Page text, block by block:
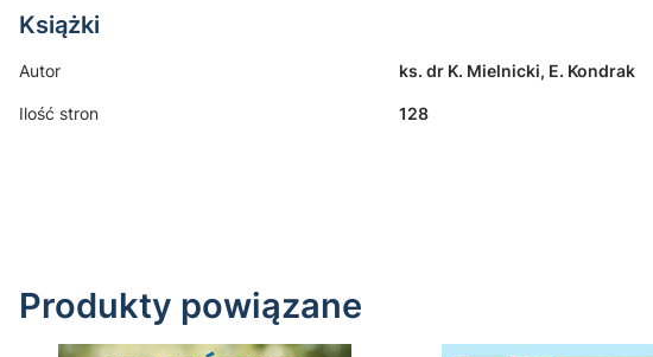
Książki
Autor ks. dr K. Mielnicki, E. Kondrak
Ilość stron 128
Produkty powiązane